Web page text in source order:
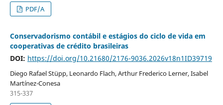
PDF/A
Conservadorismo contábil e estágios do ciclo de vida em
cooperativas de crédito brasileiras
DOI: https://doi.org/10.21680/2176-9036.2026v18n1ID39719
Diego Rafael Stüpp, Leonardo Flach, Arthur Frederico Lerner, Isabel
Martínez-Conesa
315-337